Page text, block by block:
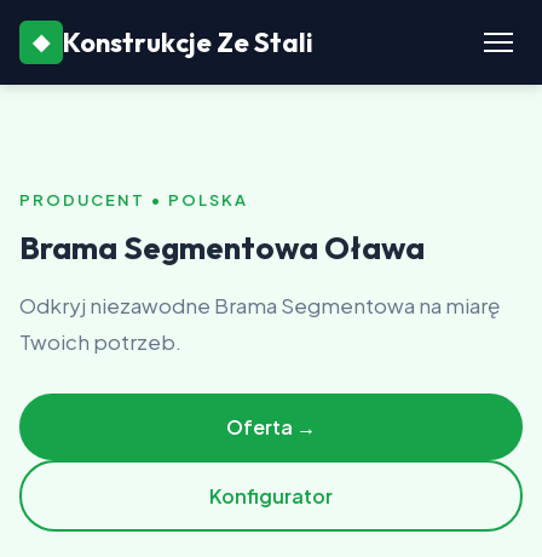
◆ Konstrukcje Ze Stali
PRODUCENT • POLSKA
Brama Segmentowa Oława
Odkryj niezawodne Brama Segmentowa na miarę
Twoich potrzeb.
Oferta →
Konfigurator